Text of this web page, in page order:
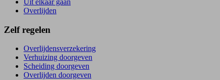
Uit elkaar gaan
Overlijden
Zelf regelen
Overlijdensverzekering
Verhuizing doorgeven
Scheiding doorgeven
Overlijden doorgeven